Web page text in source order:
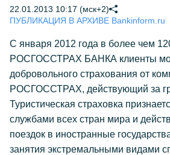
22.01.2013 10:17 (мск+2)
ПУБЛИКАЦИЯ В АРХИВЕ Bankinform.ru
С января 2012 года в более чем
РОСГОССТРАХ БАНКА клиенты
добровольного страхования от
РОСГОССТРАХ, действующий за
Туристическая страховка
службами всех стран мира и
поездок в иностранные
занятия экстремальными видами